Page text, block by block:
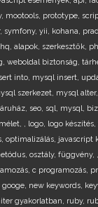
mootools, prototype,
symfony, yii, kohana,
alapok, szerkesztők,
weboldal biztonság,
into, mysql insert,
szerkezet, mysql alter,
seo, sql, mysql,
, logo, logo készítés,
optimalizálás, javascript
osztály, függvény, ,
c programozás,
googe, new keywords,
gyakorlatban, ruby,